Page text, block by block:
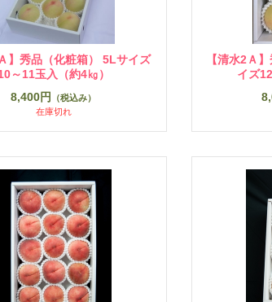
】秀品（化粧箱） 5Lサイズ
～11玉入（約4㎏）
8,400円
（税込み）
在庫切れ
【清水2Ａ
イズ